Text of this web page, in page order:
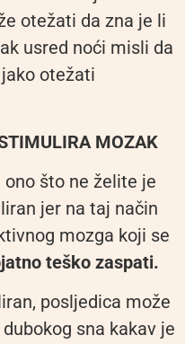
otežati da zna je li
usred noći misli da
otežati
MOZAK
što ne želite je
jer na taj način
mozga koji se
teško zaspati.
posljedica može
sna kakav je